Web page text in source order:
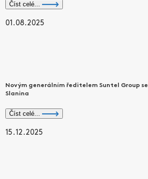
Číst celé...
01.08.2025
Novým generálním ředitelem Suntel Group
Slanina
Číst celé...
15.12.2025